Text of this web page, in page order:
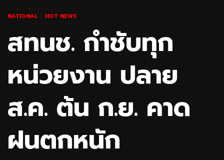
NATIONAL HOT NEWS
สทนช. กำชับทุก
หน่วยงาน ปลาย
ส.ค. ต้น ก.ย. คาด
ฝนตกหนัก